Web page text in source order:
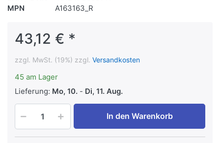
MPN
A163163_R
43,12 € *
zzgl. MwSt. (19%) zzgl. Versandkosten
45 am Lager
Lieferung: Mo, 10. - Di, 11. Aug.
In den Warenkorb